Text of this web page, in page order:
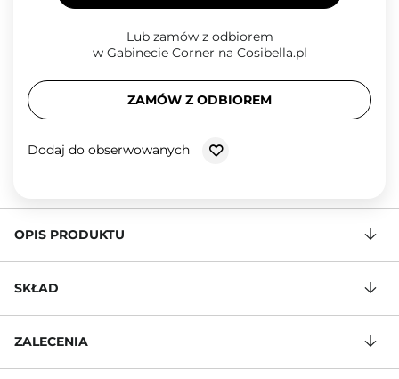
Lub zamów z odbiorem
w Gabinecie Corner na Cosibella.pl
ZAMÓW Z ODBIOREM
Dodaj do obserwowanych
OPIS PRODUKTU
SKŁAD
ZALECENIA